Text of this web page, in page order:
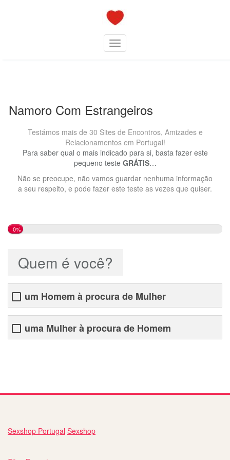
Toggle navigation
Namoro Com Estrangeiros
Testámos mais de 30 Sites de Encontros, Amizades e
Relacionamentos em Portugal!
Para saber qual o mais indicado para si, basta fazer este
pequeno teste GRÁTIS…
Não se preocupe, não vamos guardar nenhuma informação
a seu respeito, e pode fazer este teste as vezes que quiser.
0%
Quem é você?
um Homem à procura de Mulher
uma Mulher à procura de Homem
Sexshop Portugal Sexshop